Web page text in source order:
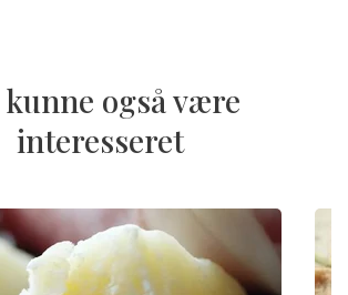
kunne også være
interesseret